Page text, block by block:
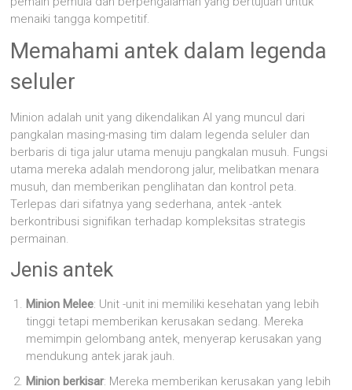
menaiki tangga kompetitif.
Memahami antek dalam legenda
seluler
Minion adalah unit yang dikendalikan AI yang muncul dari
pangkalan masing-masing tim dalam legenda seluler dan
berbaris di tiga jalur utama menuju pangkalan musuh. Fungsi
utama mereka adalah mendorong jalur, melibatkan menara
musuh, dan memberikan penglihatan dan kontrol peta.
Terlepas dari sifatnya yang sederhana, antek -antek
berkontribusi signifikan terhadap kompleksitas strategis
permainan.
Jenis antek
Minion Melee: Unit -unit ini memiliki kesehatan yang lebih
tinggi tetapi memberikan kerusakan sedang. Mereka
memimpin gelombang antek, menyerap kerusakan yang
mendukung antek jarak jauh.
Minion berkisar: Mereka memberikan kerusakan yang lebih